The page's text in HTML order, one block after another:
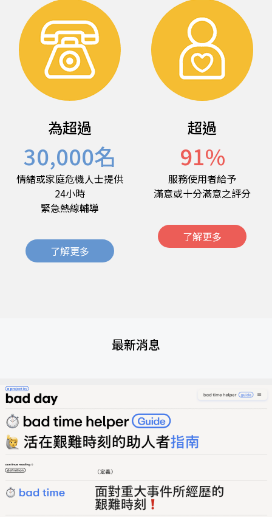
為超過
30,000名
情緒或家庭危機人士提供
24小時
緊急熱線輔導
了解更多
超過
91%
服務使用者給予
滿意或十分滿意之評分
了解更多
最新消息